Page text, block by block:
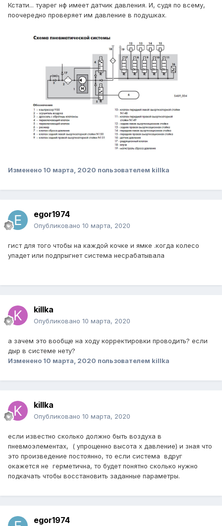
Кстати... туарег нф имеет датчик давления. И, судя по всему,
поочередно проверяет им давление в подушках.
Изменено 10 марта, 2020 пользователем killka
egor1974
Опубликовано 10 марта, 2020
гист для того чтобы на каждой кочке и ямке .когда колесо
упадет или подпрыгнет система несрабатывала
killka
Опубликовано 10 марта, 2020
а зачем это вообще на ходу корректировки проводить? если
дыр в системе нету?
Изменено 10 марта, 2020 пользователем killka
killka
Опубликовано 10 марта, 2020
если известно сколько должно быть воздуха в
пневмоэлементах, ( упрощенно высота х давление) и зная что
это произведение постоянно, то если система вдруг
окажется не герметична, то будет понятно сколько нужно
подкачать чтобы восстановить заданные параметры.
egor1974